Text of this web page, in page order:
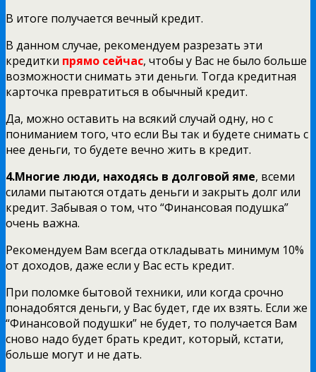
В итоге получается вечный кредит.
В данном случае, рекомендуем разрезать эти
кредитки прямо сейчас, чтобы у Вас не было больше
возможности снимать эти деньги. Тогда кредитная
карточка превратиться в обычный кредит.
Да, можно оставить на всякий случай одну, но с
пониманием того, что если Вы так и будете снимать с
нее деньги, то будете вечно жить в кредит.
4.Многие люди, находясь в долговой яме, всеми
силами пытаются отдать деньги и закрыть долг или
кредит. Забывая о том, что “Финансовая подушка”
очень важна.
Рекомендуем Вам всегда откладывать минимум 10%
от доходов, даже если у Вас есть кредит.
При поломке бытовой техники, или когда срочно
понадобятся деньги, у Вас будет, где их взять. Если же
“Финансовой подушки” не будет, то получается Вам
сново надо будет брать кредит, который, кстати,
больше могут и не дать.